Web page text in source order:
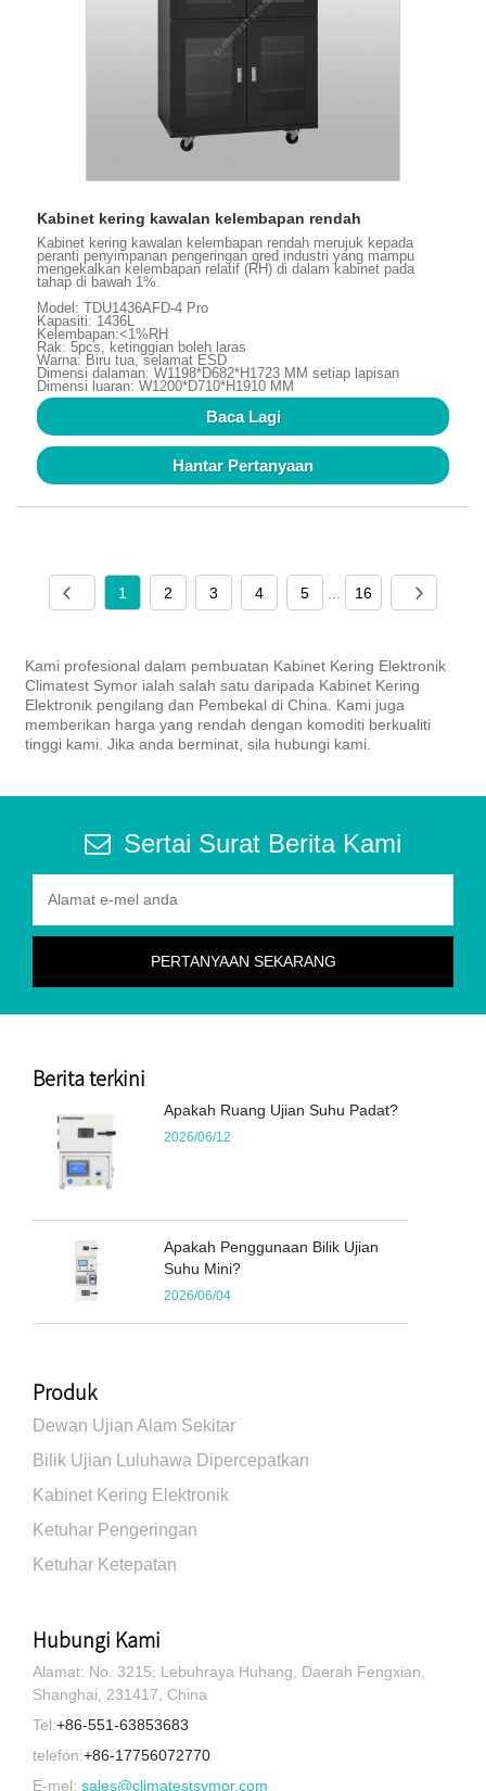
Kabinet kering kawalan kelembapan rendah
Kabinet kering kawalan kelembapan rendah merujuk kepada
peranti penyimpanan pengeringan gred industri yang mampu
mengekalkan kelembapan relatif (RH) di dalam kabinet pada
tahap di bawah 1%.
Model: TDU1436AFD-4 Pro
Kapasiti: 1436L
Kelembapan:<1%RH
Rak: 5pcs, ketinggian boleh laras
Warna: Biru tua, selamat ESD
Dimensi dalaman: W1198*D682*H1723 MM setiap lapisan
Dimensi luaran: W1200*D710*H1910 MM
Baca Lagi
Hantar Pertanyaan
1 2 3 4 5 16
Kami profesional dalam pembuatan Kabinet Kering Elektronik
Climatest Symor ialah salah satu daripada Kabinet Kering
Elektronik pengilang dan Pembekal di China. Kami juga
memberikan harga yang rendah dengan komoditi berkualiti
tinggi kami. Jika anda berminat, sila hubungi kami.
Sertai Surat Berita Kami
Berita terkini
Apakah Ruang Ujian Suhu Padat?
2026/06/12
Apakah Penggunaan Bilik Ujian
Suhu Mini?
2026/06/04
Produk
Dewan Ujian Alam Sekitar
Bilik Ujian Luluhawa Dipercepatkan
Kabinet Kering Elektronik
Ketuhar Pengeringan
Ketuhar Ketepatan
Hubungi Kami
Alamat: No. 3215, Lebuhraya Huhang, Daerah Fengxian,
Shanghai, 231417, China
Tel:+86-551-63853683
telefon:+86-17756072770
E-mel: sales@climatestsymor.com